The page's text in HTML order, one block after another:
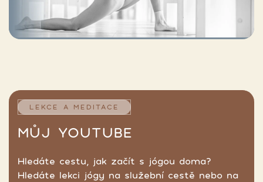
LEKCE A MEDITACE
MŮJ YOUTUBE
Hledáte cestu, jak začít s jógou doma?
Hledáte lekci jógy na služební cestě nebo na